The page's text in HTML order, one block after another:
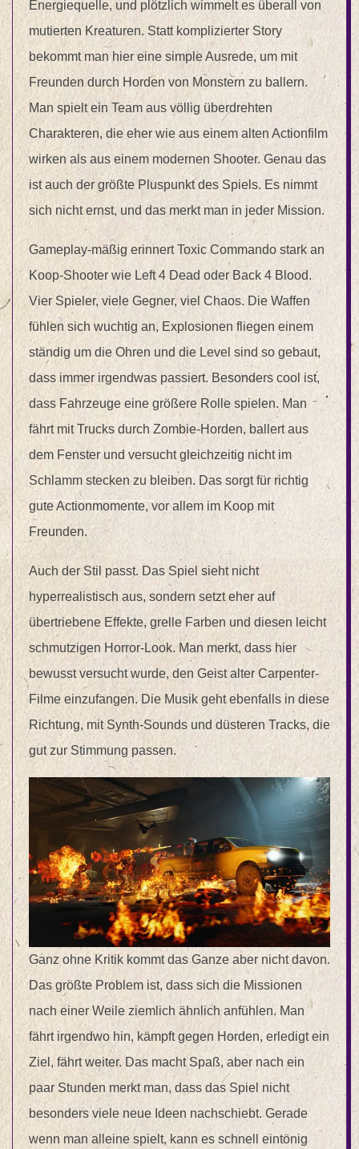
Energiequelle, und plötzlich wimmelt es überall von
mutierten Kreaturen. Statt komplizierter Story
bekommt man hier eine simple Ausrede, um mit
Freunden durch Horden von Monstern zu ballern.
Man spielt ein Team aus völlig überdrehten
Charakteren, die eher wie aus einem alten Actionfilm
wirken als aus einem modernen Shooter. Genau das
ist auch der größte Pluspunkt des Spiels. Es nimmt
sich nicht ernst, und das merkt man in jeder Mission.
Gameplay-mäßig erinnert Toxic Commando stark an
Koop-Shooter wie Left 4 Dead oder Back 4 Blood.
Vier Spieler, viele Gegner, viel Chaos. Die Waffen
fühlen sich wuchtig an, Explosionen fliegen einem
ständig um die Ohren und die Level sind so gebaut,
dass immer irgendwas passiert. Besonders cool ist,
dass Fahrzeuge eine größere Rolle spielen. Man
fährt mit Trucks durch Zombie-Horden, ballert aus
dem Fenster und versucht gleichzeitig nicht im
Schlamm stecken zu bleiben. Das sorgt für richtig
gute Actionmomente, vor allem im Koop mit
Freunden.
Auch der Stil passt. Das Spiel sieht nicht
hyperrealistisch aus, sondern setzt eher auf
übertriebene Effekte, grelle Farben und diesen leicht
schmutzigen Horror-Look. Man merkt, dass hier
bewusst versucht wurde, den Geist alter Carpenter-
Filme einzufangen. Die Musik geht ebenfalls in diese
Richtung, mit Synth-Sounds und düsteren Tracks, die
gut zur Stimmung passen.
Ganz ohne Kritik kommt das Ganze aber nicht davon.
Das größte Problem ist, dass sich die Missionen
nach einer Weile ziemlich ähnlich anfühlen. Man
fährt irgendwo hin, kämpft gegen Horden, erledigt ein
Ziel, fährt weiter. Das macht Spaß, aber nach ein
paar Stunden merkt man, dass das Spiel nicht
besonders viele neue Ideen nachschiebt. Gerade
wenn man alleine spielt, kann es schnell eintönig